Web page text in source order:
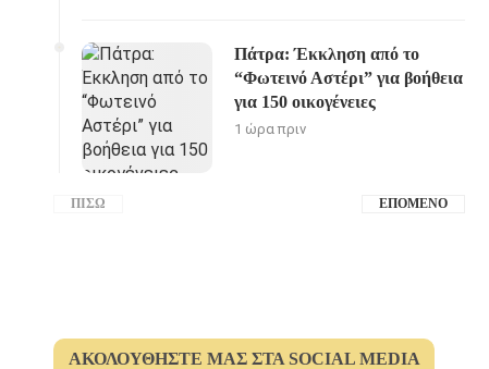
Πάτρα: Έκκληση από το
“Φωτεινό Αστέρι” για βοήθεια
για 150 οικογένειες
1 ώρα πριν
ΠΊΣΩ ΕΠΌΜΕΝΟ
ΑΚΟΛΟΥΘΉΣΤΕ ΜΑΣ ΣΤΑ SOCIAL MEDIA